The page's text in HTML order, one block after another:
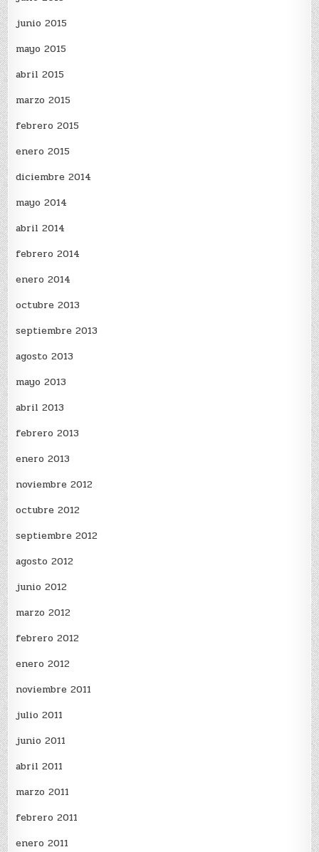
junio 2015
mayo 2015
abril 2015
marzo 2015
febrero 2015
enero 2015
diciembre 2014
mayo 2014
abril 2014
febrero 2014
enero 2014
octubre 2013
septiembre 2013
agosto 2013
mayo 2013
abril 2013
febrero 2013
enero 2013
noviembre 2012
octubre 2012
septiembre 2012
agosto 2012
junio 2012
marzo 2012
febrero 2012
enero 2012
noviembre 2011
julio 2011
junio 2011
abril 2011
marzo 2011
febrero 2011
enero 2011